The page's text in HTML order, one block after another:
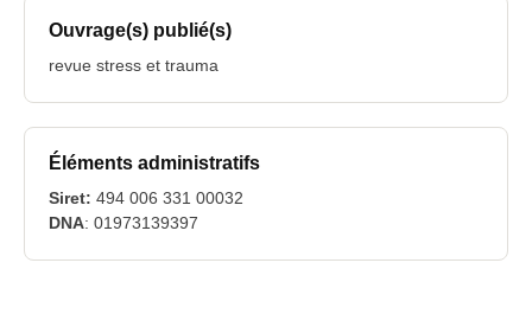
Ouvrage(s) publié(s)
revue stress et trauma
Éléments administratifs
Siret: 494 006 331 00032
DNA: 01973139397